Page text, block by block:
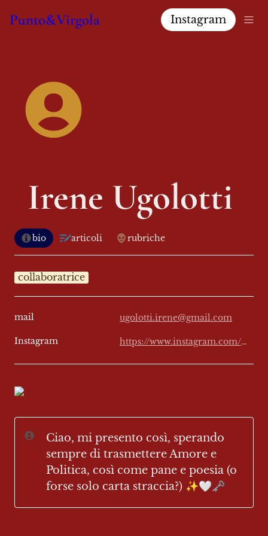
Punto&Virgola Instagram
Irene Ugolotti
bio articoli rubriche
collaboratrice
mail ugolotti.irene@gmail.com
Instagram https://www.instagram.com/solo_un_ire
Ciao, mi presento così, sperando
sempre di trasmettere Amore e
Politica, così come pane e poesia (o
forse solo carta straccia?) ✨🤍🗝️